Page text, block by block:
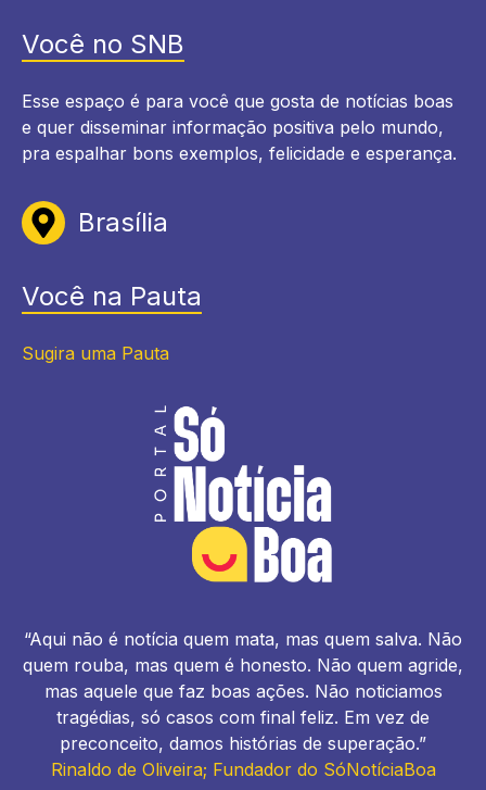
Você no SNB
Esse espaço é para você que gosta de notícias boas
e quer disseminar informação positiva pelo mundo,
pra espalhar bons exemplos, felicidade e esperança.
Brasília
Você na Pauta
Sugira uma Pauta
“Aqui não é notícia quem mata, mas quem salva. Não
quem rouba, mas quem é honesto. Não quem agride,
mas aquele que faz boas ações. Não noticiamos
tragédias, só casos com final feliz. Em vez de
preconceito, damos histórias de superação.”
Rinaldo de Oliveira; Fundador do SóNotíciaBoa